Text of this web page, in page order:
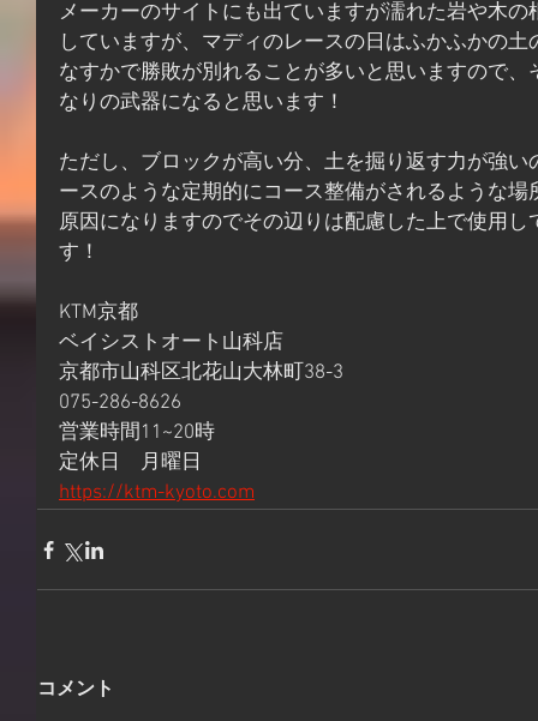
メーカーのサイトにも出ていますが濡れた岩や木の
していますが、マディのレースの日はふかふかの
なすかで勝敗が別れることが多いと思いますので
なりの武器になると思います！
ただし、ブロックが高い分、土を掘り返す力が強
ースのような定期的にコース整備がされるような
原因になりますのでその辺りは配慮した上で使用
す！
KTM京都
ベイシストオート山科店
京都市山科区北花山大林町38-3
075-286-8626
営業時間11~20時
定休日　月曜日
https://ktm-kyoto.com
コメント